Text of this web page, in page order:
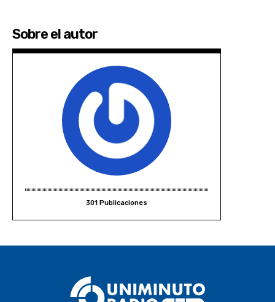
Sobre el autor
301 Publicaciones